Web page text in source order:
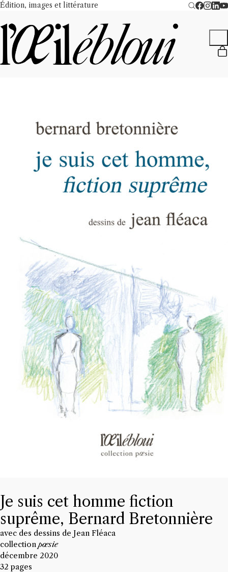
Édition, images et littérature
Je suis cet homme fiction
suprême, Bernard Bretonnière
avec des dessins de Jean Fléaca
collection pœsie
décembre 2020
32 pages